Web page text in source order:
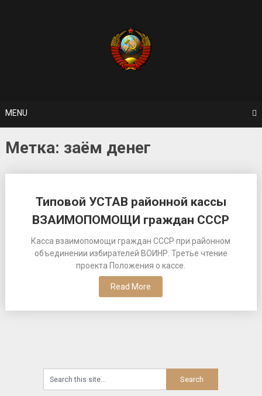
MENU
Метка: заём денег
Типовой УСТАВ районной кассы
ВЗАИМОПОМОЩИ граждан СССР
Касса взаимопомощи граждан СССР при районном
объединении избирателей ВОИНР. Третье чтение
проекта Положения о кассе.
Read More